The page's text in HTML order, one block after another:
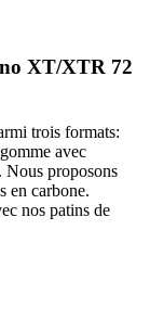
XT/XTR 72
trois formats:
avec
Nous proposons
en carbone.
nos patins de